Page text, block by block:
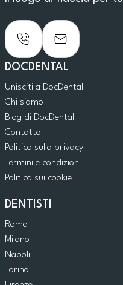
DOCDENTAL
Unisciti a DocDental
Chi siamo
Blog di DocDental
Contatto
Politica sulla privacy
Termini e condizioni
Politica sui cookie
DENTISTI
Roma
Milano
Napoli
Torino